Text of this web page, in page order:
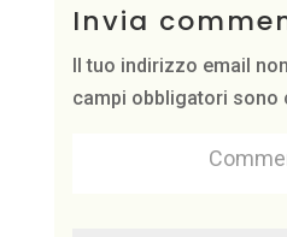
Invia
Il tuo indirizzo email
campi obbligatori sono